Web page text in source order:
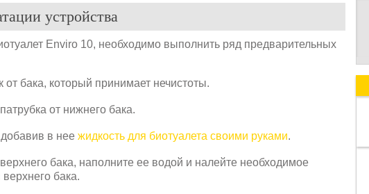
устройства
Enviro 10, необходимо выполнить ряд предварительных
от бака, который принимает нечистоты.
от нижнего бака.
в нее жидкость для биотуалета своими руками.
бака, наполните ее водой и налейте необходимое
бака.